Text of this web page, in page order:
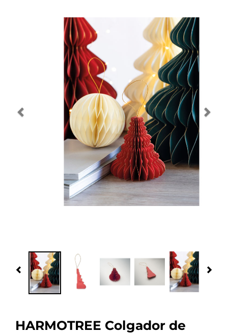
Navidad 🎄 Invierno
Previous
HARMOTREE Colgador de